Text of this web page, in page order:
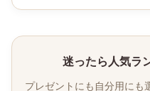
迷ったら人気ラ
プレゼントにも自分用にも